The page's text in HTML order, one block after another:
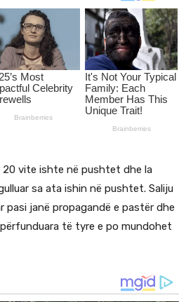
20 vite ishte në pushtet dhe la
sa ata ishin në pushtet. Saliju
janë propagandë e pastër dhe
të tyre e po mundohet